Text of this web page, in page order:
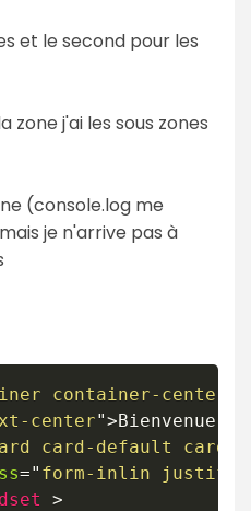
et le second pour les
zone j'ai les sous zones
(console.log me
je n'arrive pas à
container-center
center">Bienvenue
card-default card-
=" form-inlin justify-
>